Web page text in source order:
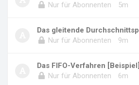
Nur für Abonnenten
5m
Nur für Abonnenten
9m
Das FIFO-Verfahren [Beispiel]
Nur für Abonnenten
6m